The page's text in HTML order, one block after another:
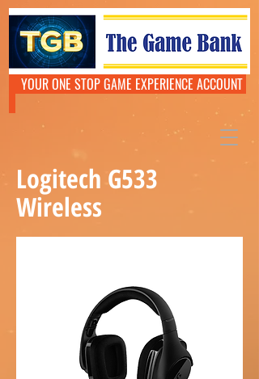
YOUR ONE STOP GAME EXPERIENCE ACCOUNT
Logitech G533
Wireless